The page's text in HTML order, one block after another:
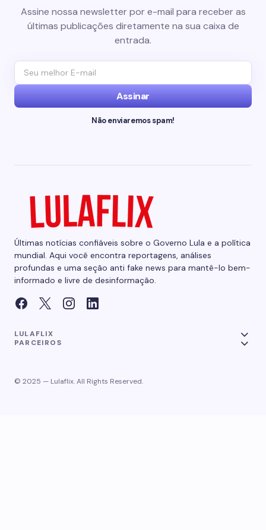
Assine nossa newsletter por e-mail para receber as
últimas publicações diretamente na sua caixa de
entrada.
Assinar
Não enviaremos spam!
Últimas notícias confiáveis sobre o Governo Lula e a política
mundial. Aqui você encontra reportagens, análises
profundas e uma seção anti fake news para mantê-lo bem-
informado e livre de desinformação.
LULAFLIX
PARCEIROS
© 2025 — Lulaflix. All Rights Reserved.